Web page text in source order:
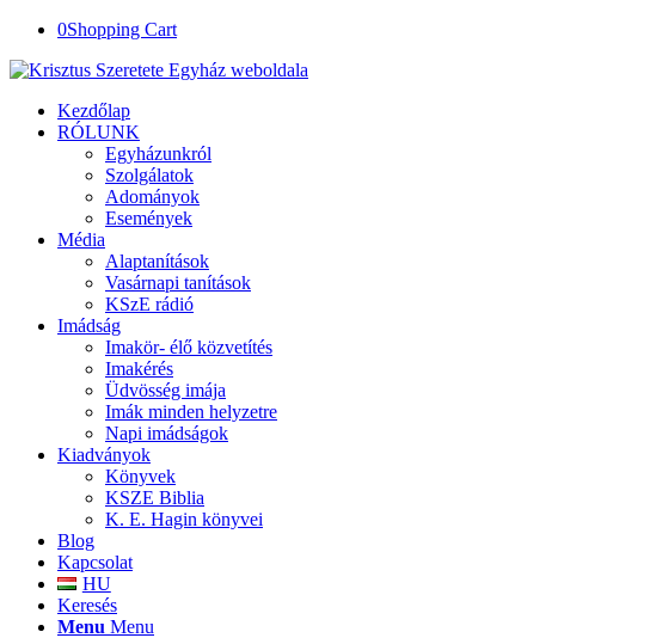
0Shopping Cart
Kezdőlap
RÓLUNK
Egyházunkról
Szolgálatok
Adományok
Események
Média
Alaptanítások
Vasárnapi tanítások
KSzE rádió
Imádság
Imakör- élő közvetítés
Imakérés
Üdvösség imája
Imák minden helyzetre
Napi imádságok
Kiadványok
Könyvek
KSZE Biblia
K. E. Hagin könyvei
Blog
Kapcsolat
HU
Keresés
Menu Menu